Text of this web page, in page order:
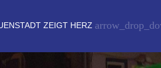
ZEIGT HERZ